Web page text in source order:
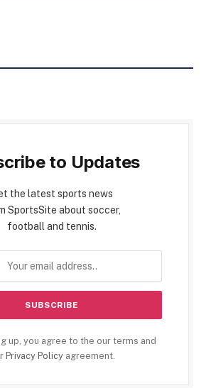
to Updates
the latest sports news
SportsSite about soccer,
football and tennis.
up, you agree to the our terms and
Privacy Policyagreement.